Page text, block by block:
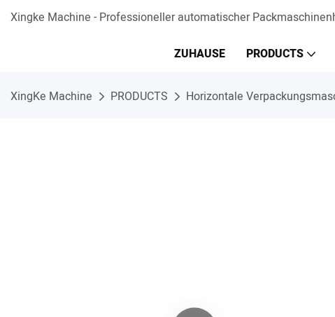
Xingke Machine - Professioneller automatischer
ZUHAUSE PRODUCTS
XingKe Machine PRODUCTS Horizontale